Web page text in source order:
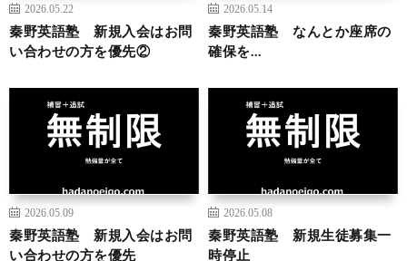
2026.05.22
秦野英語塾 新規入会はお問
い合わせの方を優先②
2026.05.14
秦野英語塾 なんとか座席の
確保を…
2026.05.09
秦野英語塾 新規入会はお問
い合わせの方を優先
2026.05.08
秦野英語塾 新規生徒募集一
時停止